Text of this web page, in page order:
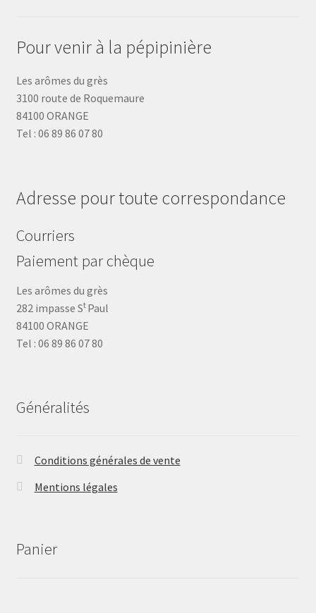
Pour venir à la pépipinière
Les arômes du grès
3100 route de Roquemaure
84100 ORANGE
Tel : 06 89 86 07 80
Adresse pour toute correspondance
Courriers
Paiement par chèque
Les arômes du grès
282 impasse St Paul
84100 ORANGE
Tel : 06 89 86 07 80
Généralités
Conditions générales de vente
Mentions légales
Panier